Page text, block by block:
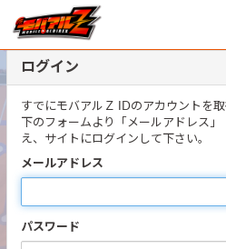
ログイン
すでにモバアルＺ IDのアカウントを
下のフォームより「メールアドレス
え、サイトにログインして下さい。
メールアドレス
パスワード